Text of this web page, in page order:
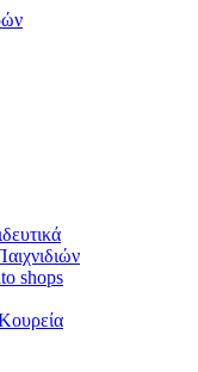
shops